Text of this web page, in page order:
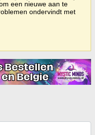
een nieuwe aan te
ondervindt met